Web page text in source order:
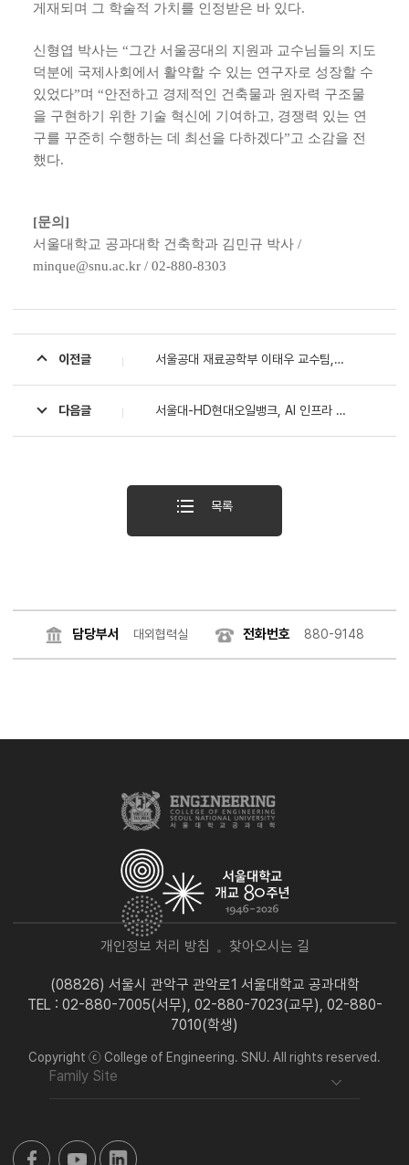
게재되며 그 학술적 가치를 인정받은 바 있다.
신형엽 박사는 “그간 서울공대의 지원과 교수님들의 지도
덕분에 국제사회에서 활약할 수 있는 연구자로 성장할 수
있었다”며 “안전하고 경제적인 건축물과 원자력 구조물
을 구현하기 위한 기술 혁신에 기여하고, 경쟁력 있는 연
구를 꾸준히 수행하는 데 최선을 다하겠다”고 소감을 전
했다.
[문의]
서울대학교 공과대학 건축학과 김민규 박사 /
minque@snu.ac.kr / 02-880-8303
이전글 서울공대 재료공학부 이태우 교수팀, 완전 신축성 OLED 세계 최고 효율 달성…외부양자효율 17% 구현
다음글 서울대-HD현대오일뱅크, AI 인프라 액침냉각 시스템 도입 위한 MOU 체결
목록
담당부서 대외협력실 전화번호 880-9148
개인정보 처리 방침 찾아오시는 길
(08826) 서울시 관악구 관악로1 서울대학교 공과대학
TEL : 02-880-7005(서무), 02-880-7023(교무), 02-880-
7010(학생)
Copyright ⓒ College of Engineering. SNU. All rights reserved.
Family Site